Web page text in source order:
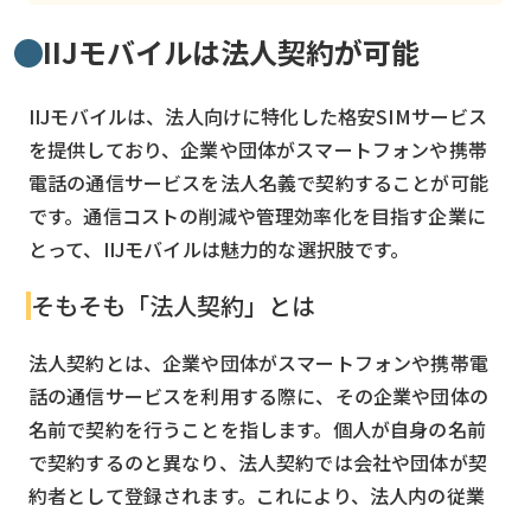
IIJモバイルは法人契約が可能
IIJモバイルは、法人向けに特化した格安SIMサービス
を提供しており、企業や団体がスマートフォンや携帯
電話の通信サービスを法人名義で契約することが可能
です。通信コストの削減や管理効率化を目指す企業に
とって、IIJモバイルは魅力的な選択肢です。
そもそも「法人契約」とは
法人契約とは、企業や団体がスマートフォンや携帯電
話の通信サービスを利用する際に、その企業や団体の
名前で契約を行うことを指します。個人が自身の名前
で契約するのと異なり、法人契約では会社や団体が契
約者として登録されます。これにより、法人内の従業